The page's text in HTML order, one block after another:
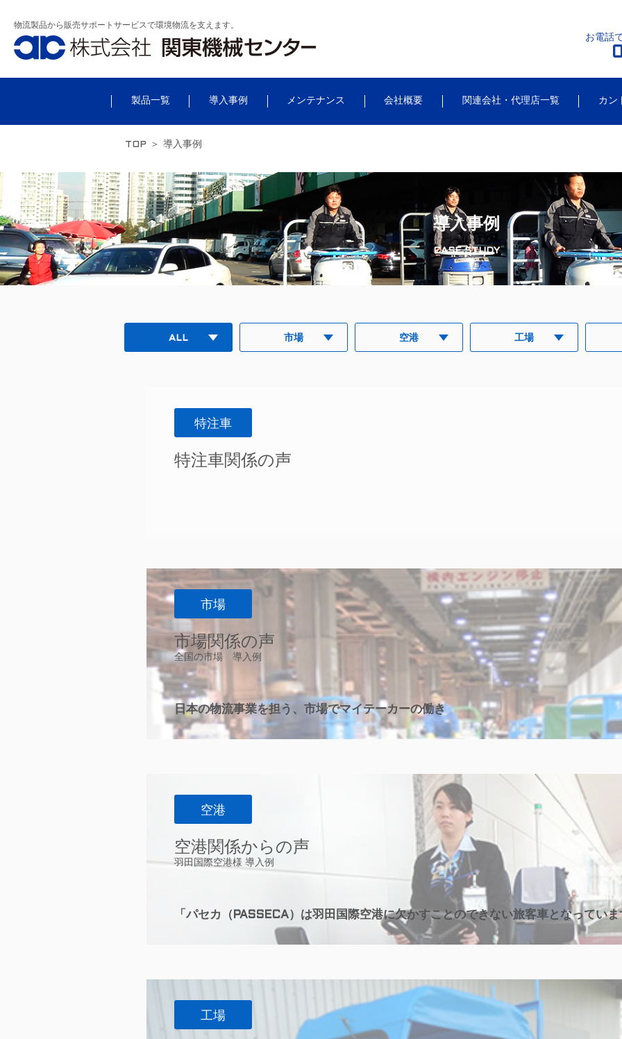
物流製品から販売サポートサービスで環境物流を支えます。
お電話
製品一覧 導入事例 メンテナンス 会社概要 関連会社・代理店一覧 カン
TOP ＞ 導入事例
導入事例
CASE STUDY
ALL 市場 空港 工場
特注車
特注車関係の声
市場
市場関係の声
全国の市場 導入例
日本の物流事業を担う、市場でマイテーカーの働き
空港
空港関係からの声
羽田国際空港様 導入例
「パセカ（PASSECA）は羽田国際空港に欠かすことのできない旅客車となっていま
工場